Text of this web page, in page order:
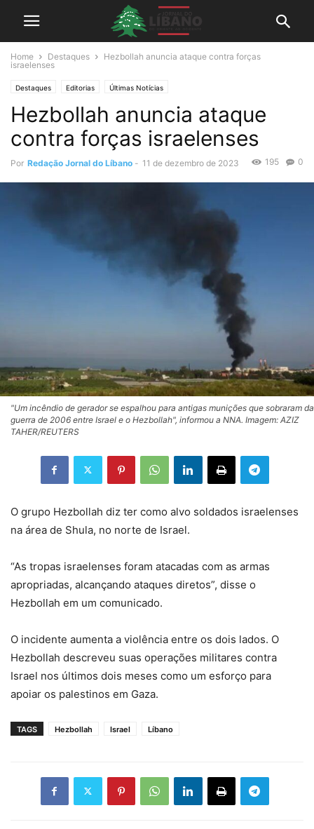
Home Destaques
Hezbollah anuncia ataque contra forças
israelenses
Destaques Editorias Últimas Notícias
Hezbollah anuncia ataque
contra forças israelenses
Por Redação Jornal do Líbano - 11 de dezembro de 2023 0
195
"Um incêndio de gerador se espalhou para antigas munições que sobraram da
guerra de 2006 entre Israel e o Hezbollah", informou a NNA. Imagem: AZIZ
TAHER/REUTERS
O grupo Hezbollah diz ter como alvo soldados israelenses
na área de Shula, no norte de Israel.
“As tropas israelenses foram atacadas com as armas
apropriadas, alcançando ataques diretos”, disse o
Hezbollah em um comunicado.
O incidente aumenta a violência entre os dois lados. O
Hezbollah descreveu suas operações militares contra
Israel nos últimos dois meses como um esforço para
apoiar os palestinos em Gaza.
TAGS Hezbollah Israel Líbano